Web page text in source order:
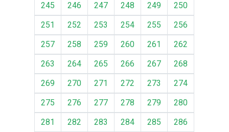
245
246 247 248 249
250
251
252 253 254 255
256
257
258 259 260 261
262
263
264 265 266 267
268
269
270 271 272 273
274
275
276 277 278 279
280
281
282 283 284 285
286